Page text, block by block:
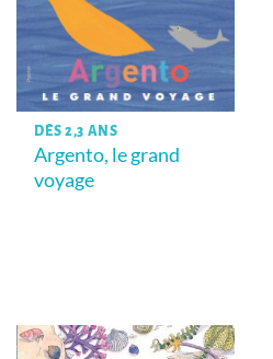
DÈS 2,3 ANS
Argento, le grand
voyage